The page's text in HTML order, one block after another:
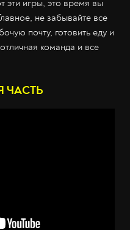
эти игры, это время вы
не забывайте все
почту, готовить еду и
команда и все
ЧАСТЬ